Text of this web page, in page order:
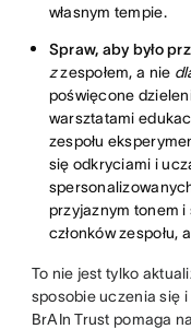
własnym tempie.
Spraw, aby było
zzespołem, a nie
poświęcone
warsztatami
zespołu
się odkryciami i
przyjaznym tonem
członków
To nie jest tylko
sposobie uczenia się i
BrAIn Trust pomaga